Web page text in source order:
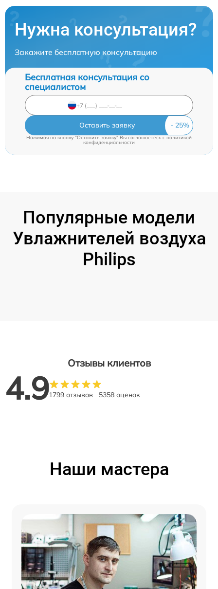
Нужна консультация?
Закажите бесплатную консультацию
Бесплатная консультация со
специалистом
Оставить заявку
Нажимая на кнопку "Оставить заявку" Вы соглашаетесь c политикой
конфиденциальности
Популярные модели
Увлажнителей воздуха
Philips
Отзывы клиентов
4.91799 отзывов 5358 оценок
Наши мастера